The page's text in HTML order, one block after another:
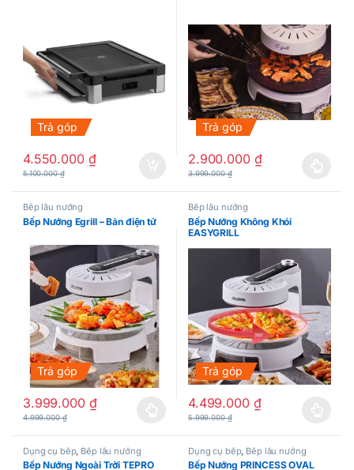
Trả góp
4.550.000 ₫
5.100.000₫
Trả góp
2.900.000 ₫
3.999.000₫
Sản phẩm này có nhiều biến
Bếp lẩu nướng
Bếp Nướng Egrill – Bản điện tử
Trả góp
3.999.000 ₫
4.999.000₫
Sản phẩm này có nhiều biến thể. Các tùy chọn có thể được
Bếp lẩu nướng
Bếp Nướng Không Khói
EASYGRILL
Trả góp
4.499.000 ₫
5.999.000₫
Sản phẩm này có nhiều biến
Dụng cụ bếp, Bếp lẩu nướng
Bếp Nướng Ngoài Trời TEPRO
Dụng cụ bếp, Bếp lẩu nướng
Bếp Nướng PRINCESS OVAL